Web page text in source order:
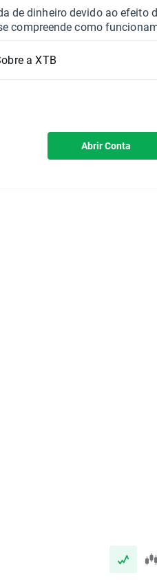
de dinheiro devido ao efeito
compreende como
a XTB
Abrir Conta